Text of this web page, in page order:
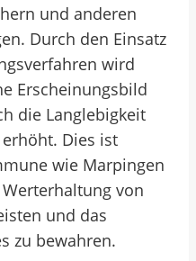
und anderen
Durch den Einsatz
wird
Erscheinungsbild
die Langlebigkeit
Dies ist
wie Marpingen
von
und das
zu bewahren.